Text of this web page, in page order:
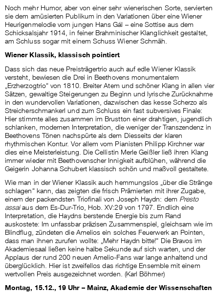
Noch mehr Humor, aber von einer sehr wienerischen Sorte, servierten
sie dem amüsierten Publikum in den Variationen über eine Wiener
Heurigenmelodie vom jungen Hans Gál – eine Sottise aus dem
Schicksalsjahr 1914, in feiner Brahminischer Klanglichkeit gestaltet,
am Schluss sogar mit einem Schuss Wiener Schmäh.
Wiener Klassik, klassisch pointiert
Dass sich das neue Preisträgertrio auch auf edle Wiener Klassik
versteht, bewiesen die Drei in Beethovens monumentalem
„Erzherzogtrio“ von 1810. Breiter Atem und schöner Klang in allen vier
Sätzen, gewaltige Steigerungen zu Beginn und lyrische Zurücknahme
in den wundervollen Variationen, dazwischen das kesse Scherzo als
Streicherschmankerl und zum Schluss ein fast subversives Finale:
Hier stimmte alles zusammen im Brustton einer drahtigen, jugendlich
schlanken, modernen Interpretation, die weniger der Transzendenz in
Beethovens Tönen nachspürte als dem Diesseits der klaren
rhythmischen Kontur. Vor allem vom Pianisten Philipp Kirchner war
dies eine Meisterleistung. Die Cellistin Merle Geißler ließ ihren Klang
immer wieder mit Beethovenscher Innigkeit aufblühen, während die
Geigerin Johanna Schubert klassisch schön und maßvoll gestaltete.
Wie man in der Wiener Klassik auch hemmungslos „über die Stränge
schlagen“ kann, das zeigten die frisch Prämierten mit ihrer Zugabe,
einem der packendsten Triofinali von Joseph Haydn: dem Presto
assaiaus dem Es-Dur-Trio, Hob. XV:29 von 1797. Endlich eine
Interpretation, die Haydns berstende Energie bis zum Rand
auskostete: Im unfassbar präzisen Zusammenspiel, gleichsam wie im
Blindflug, zündeten die Amelios ein solches Feuerwerk an Pointen,
dass man ihnen zurufen wollte: „Mehr Haydn bitte!“ Die Bravos im
Akademiesaal ließen keine halbe Sekunde auf sich warten, und der
Applaus der rund 200 neuen Amelio-Fans war lange anhaltend und
überglücklich. Hier ist zweifellos das richtige Ensemble mit einem
wertvollen Preis ausgezeichnet worden. (Karl Böhmer)
Montag, 15.12., 19 Uhr – Mainz, Akademie der Wissenschaften